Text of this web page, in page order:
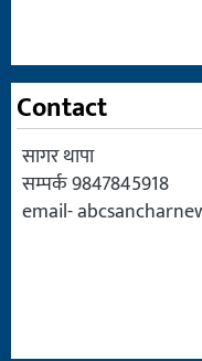
Contact
सागर थापा
सम्पर्क 9847845918
email-